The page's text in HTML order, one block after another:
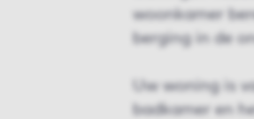
woonkamer
berging in de
Uw woning is
badkamer en